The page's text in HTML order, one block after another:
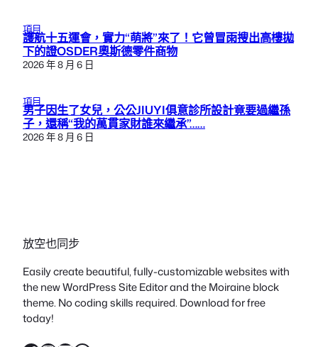
項目
護航十五運會，實力“萌將”來了！它曾冒雨搜出高樓拋
下的證OSDER奧斯德零件商物
2026 年 8 月 6 日
項目
男子因生了女兒，公公JIUYI俱意診所設計竟要過繼孫
子，還稱“我的萬貫家財誰來繼承”……
2026 年 8 月 6 日
放空也同步
Easily create beautiful, fully-customizable websites with
the new WordPress Site Editor and the Moiraine block
theme. No coding skills required. Download for free
today!